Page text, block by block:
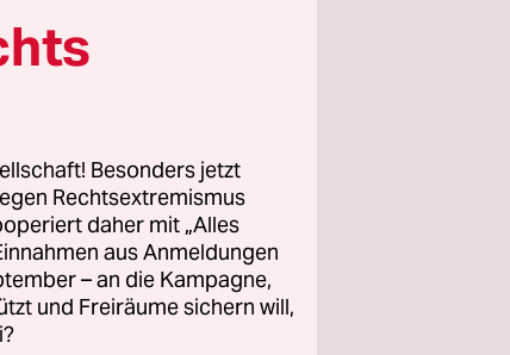
in
es
den
Besonders jetzt
Rechtsextremismus
daher mit „Alles
aus Anmeldungen
– an die Kampagne,
und Freiräume sichern will,